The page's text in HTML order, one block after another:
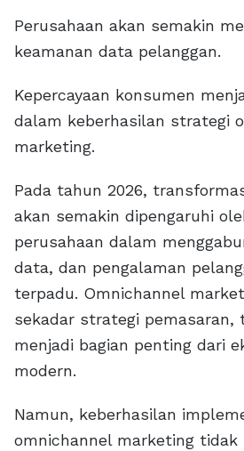
Perusahaan akan semakin
keamanan data pelanggan.
Kepercayaan konsumen
dalam keberhasilan strategi
marketing.
Pada tahun 2026,
akan semakin dipengaruhi
perusahaan dalam
data, dan pengalaman
terpadu. Omnichannel
sekadar strategi pemasaran,
menjadi bagian penting dari
modern.
Namun, keberhasilan
omnichannel marketing tidak